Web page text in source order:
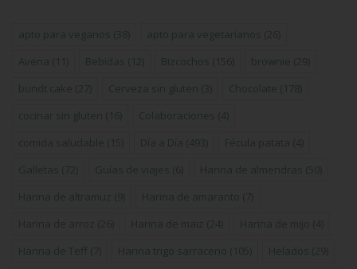
apto para veganos (38) apto para vegetarianos (26)
Avena (11) Bebidas (12) Bizcochos (156) brownie (29)
bundt cake (27) Cerveza sin gluten (3) Chocolate (178)
cocinar sin gluten (16) Colaboraciones (4)
comida saludable (15) Día a Día (493) Fécula patata (4)
Galletas (72) Guías de viajes (6) Harina de almendras (50)
Harina de altramuz (9) Harina de amaranto (7)
Harina de arroz (26) Harina de maiz (24) Harina de mijo (4)
Harina de Teff (7) Harina trigo sarraceno (105) Helados (29)